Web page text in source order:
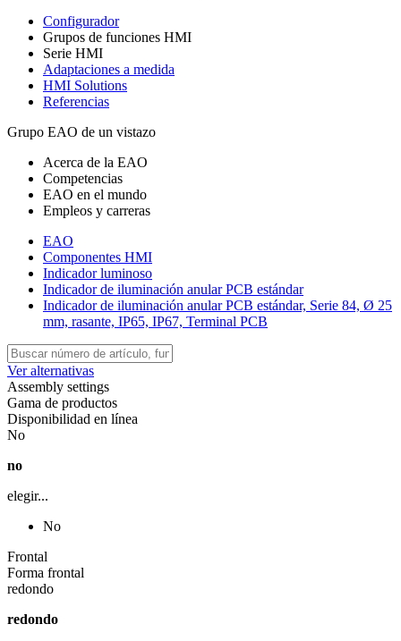
Configurador
Grupos de funciones HMI
Serie HMI
Adaptaciones a medida
HMI Solutions
Referencias
Grupo EAO de un vistazo
Acerca de la EAO
Competencias
EAO en el mundo
Empleos y carreras
EAO
Componentes HMI
Indicador luminoso
Indicador de iluminación anular PCB estándar
Indicador de iluminación anular PCB estándar, Serie 84, Ø 25
mm, rasante, IP65, IP67, Terminal PCB
Ver alternativas
Assembly settings
Gama de productos
Disponibilidad en línea
No
no
elegir...
No
Frontal
Forma frontal
redondo
redondo